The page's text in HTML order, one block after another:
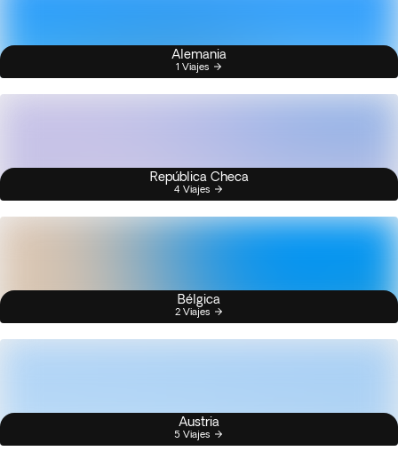
Alemania
1 Viajes
República Checa
4 Viajes
Bélgica
2 Viajes
Austria
5 Viajes